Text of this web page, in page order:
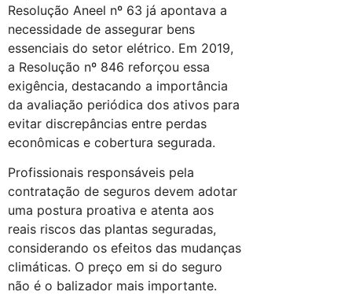
Resolução Aneel nº 63 já apontava a
necessidade de assegurar bens
essenciais do setor elétrico. Em 2019,
a Resolução nº 846 reforçou essa
exigência, destacando a importância
da avaliação periódica dos ativos para
evitar discrepâncias entre perdas
econômicas e cobertura segurada.
Profissionais responsáveis pela
contratação de seguros devem adotar
uma postura proativa e atenta aos
reais riscos das plantas seguradas,
considerando os efeitos das mudanças
climáticas. O preço em si do seguro
não é o balizador mais importante.